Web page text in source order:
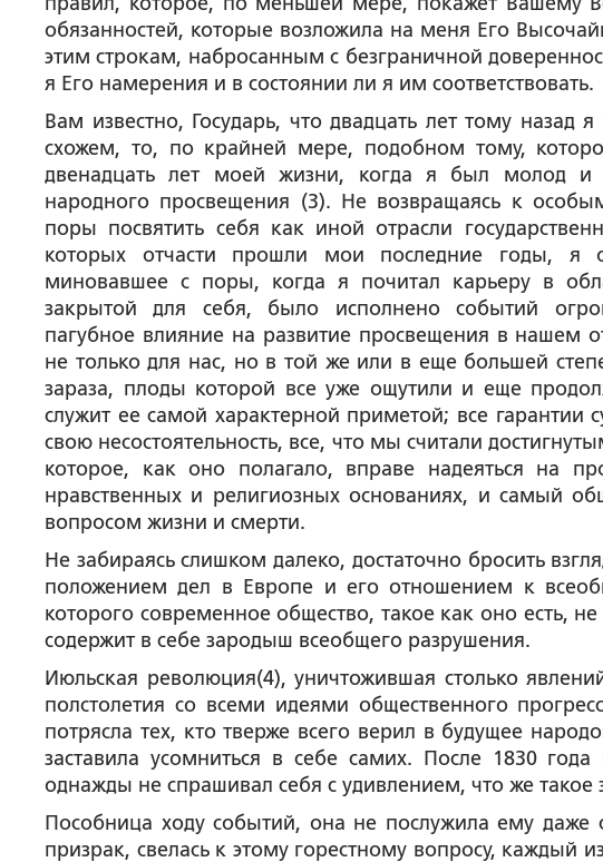
обязанностей, которые возложила на меня Его
этим строкам, набросанным с безграничной
я Его намерения и в состоянии ли я им соответствовать.
Вам известно, Государь, что двадцать лет тому
схожем, то, по крайней мере, подобном тому,
двенадцать лет моей жизни, когда я был молод и
народного просвещения (3). Не возвращаясь к
поры посвятить себя как иной отрасли
которых отчасти прошли мои последние годы, я
миновавшее с поры, когда я почитал карьеру в
закрытой для себя, было исполнено событий
пагубное влияние на развитие просвещения в нашем
не только для нас, но в той же или в еще большей
зараза, плоды которой все уже ощутили и еще
служит ее самой характерной приметой; все
свою несостоятельность, все, что мы считали
которое, как оно полагало, вправе надеяться на
нравственных и религиозных основаниях, и самый
вопросом жизни и смерти.
Не забираясь слишком далеко, достаточно бросить
положением дел в Европе и его отношением к
которого современное общество, такое как оно есть,
содержит в себе зародыш всеобщего разрушения.
Июльская революция(4), уничтожившая столько
полстолетия со всеми идеями общественного
потрясла тех, кто тверже всего верил в будущее
заставила усомниться в себе самих. После 1830
однажды не спрашивал себя с удивлением, что же такое
Пособница ходу событий, она не послужила ему даже
призрак, свелась к этому горестному вопросу, каждый